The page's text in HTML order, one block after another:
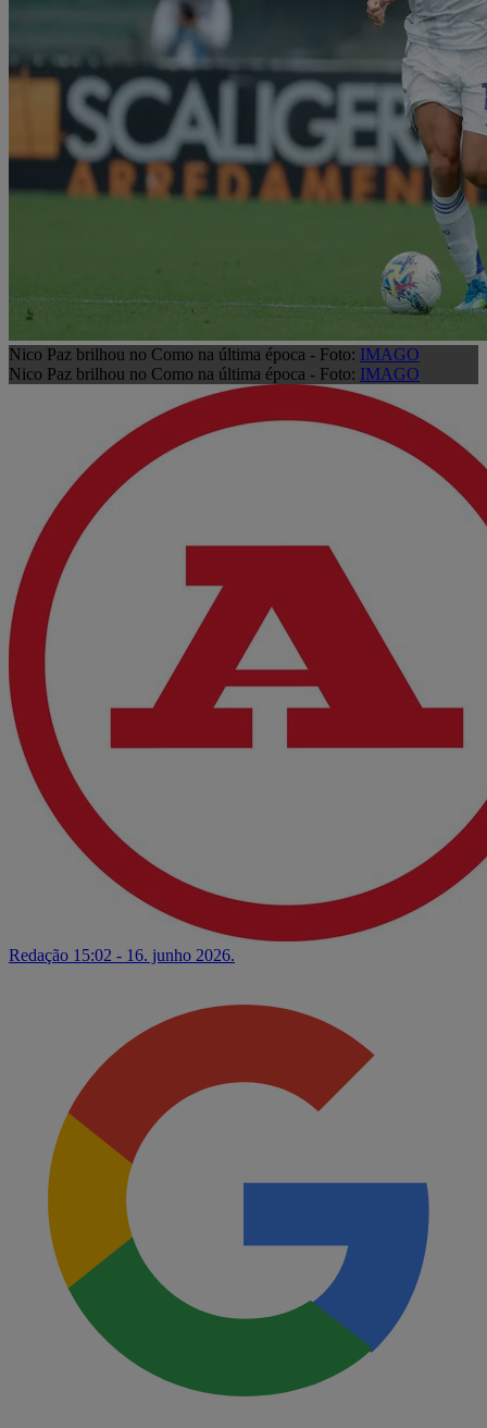
Nico Paz brilhou no Como na última época - Foto: IMAGO
Nico Paz brilhou no Como na última época - Foto: IMAGO
Redação 15:02 - 16. junho 2026.